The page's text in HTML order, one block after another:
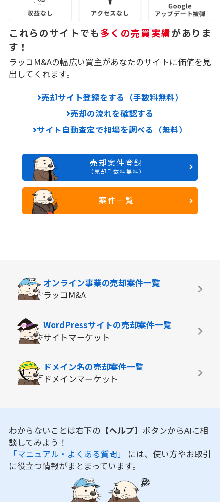
これらのサイトでも多くの売買実績がありま
す！
ラッコM&Aの幅広い買主があなたのサイトに価値を見
出してくれます。
売却サイト登録をする（手数料無料）
売却の流れを確認する
サイト自動査定で相場を調べる（無料）
売却案件登録
（売却手数料無料）
案件一覧
オンライン事業の売却案件一覧
ラッコM&A
WordPressサイトの売却案件一覧
サイトマーケット
ドメイン名の売却案件一覧
ドメインマーケット
わからないことは右下の 【ヘルプ】 ボタンからAIに相
談してみよう！
「マニュアル・よくある質問」 には、使い方やお取引
に役立つ情報がまとまっています。